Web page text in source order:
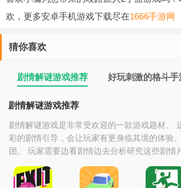
欢，更多安卓手机游戏下载尽在1666手游网
猜你喜欢
剧情解谜游戏推荐 好玩刺激的格斗手
剧情解谜游戏推荐
剧情解谜游戏是非常受欢迎的一款游戏题材。
彩的剧情引导，会让玩家有更身临其境的体验
团。 玩家需要边看剧情边去分析研究这些剧情
的可以来剧情解谜游戏推荐里下载体验。